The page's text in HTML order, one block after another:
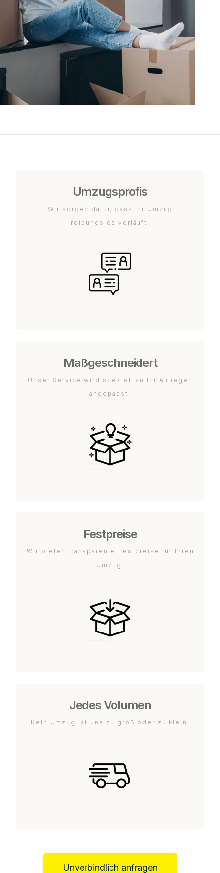
Umzugsprofis
Wir sorgen dafür, dass Ihr Umzug
reibungslos verläuft.
Maßgeschneidert
Unser Service wird speziell an Ihr Anliegen
angepasst.
Festpreise
Wir bieten transparente Festpreise für Ihren
Umzug.
Jedes Volumen
Kein Umzug ist uns zu groß oder zu klein.
Unverbindlich anfragen